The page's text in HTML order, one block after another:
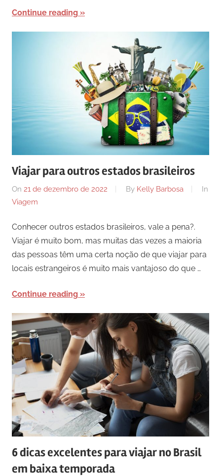
Continue reading
Viajar para outros estados brasileiros
On 21 de dezembro de 2022 By Kelly Barbosa
In
Viagem
Conhecer outros estados brasileiros, vale a pena?.
Viajar é muito bom, mas muitas das vezes a maioria
das pessoas têm uma certa noção de que viajar para
locais estrangeiros é muito mais vantajoso do que …
Continue reading
6 dicas excelentes para viajar no Brasil
em baixa temporada